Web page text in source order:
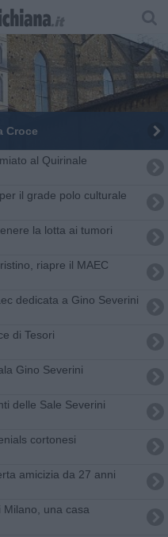
Croce
al Quirinale
il grade polo culturale
la lotta ai tumori
riapre il MAEC
dedicata a Gino Severini
di Tesori
Gino Severini
delle Sale Severini
cortonesi
amicizia da 27 anni
Milano, una casa